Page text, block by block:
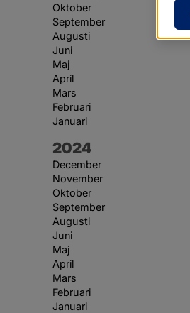
Oktober
September
Augusti
Juni
Maj
April
Mars
Februari
Januari
År:
2024
December
November
Oktober
September
Augusti
Juni
Maj
April
Mars
Februari
Januari